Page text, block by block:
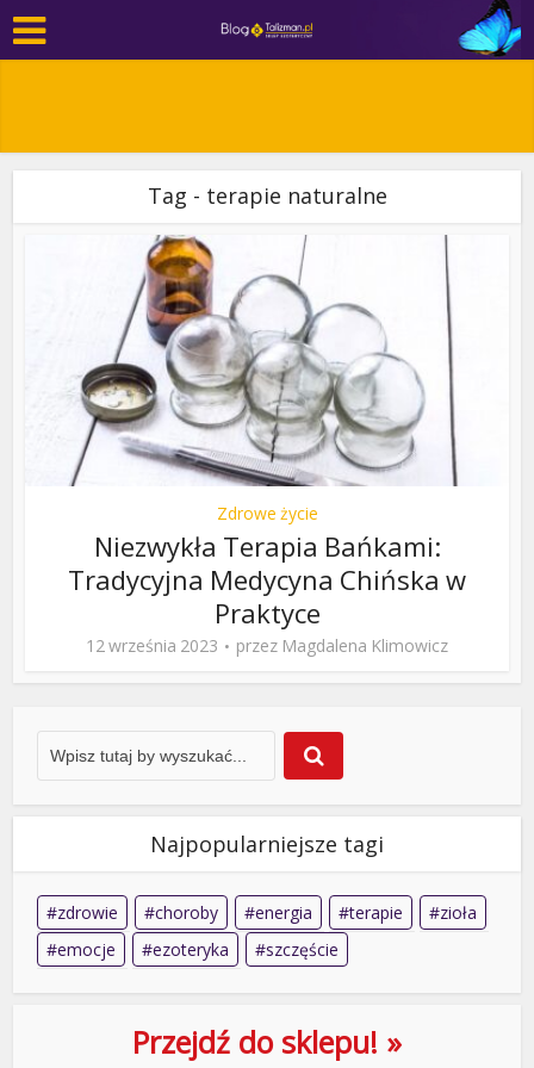
Tag - terapie naturalne
Zdrowe życie
Niezwykła Terapia Bańkami:
Tradycyjna Medycyna Chińska w
Praktyce
12 września 2023 przez Magdalena Klimowicz
Najpopularniejsze tagi
zdrowie choroby energia terapie
zioła
emocje
ezoteryka szczęście
Przejdź do sklepu! »